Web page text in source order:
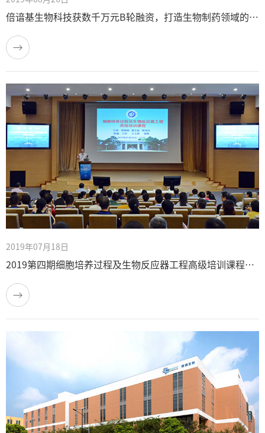
倍谙基生物科技获数千万元B轮融资，打造生物制药领域的王牌发动机
2019年07月18日
2019第四期细胞培养过程及生物反应器工程高级培训课程圆满结束！